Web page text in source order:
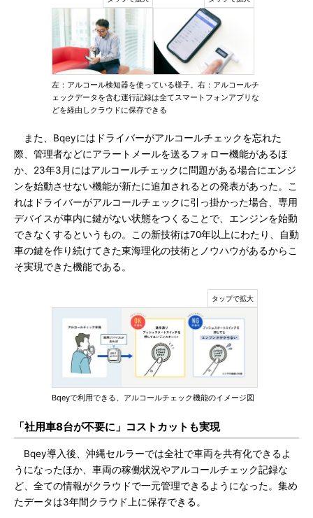
左：アルコール検知器を使っている様子。右：アルコールチ
ェックデータを含む運行記録は全てスマートフォンアプリな
どを経由しクラウドに保存できる
また、Bqeyにはドライバーがアルコールチェックを忘れた
際、管理者などにアラートメールを送るフォロー機能があるほ
か、23年3月にはアルコールチェックに問題がある場合にエンジ
ンを始動させない機能が新たに追加されるとの発表があった。こ
れはドライバーがアルコールチェックに引っ掛かった場合、専用
デバイスが車内に鍵がない状態をつくることで、エンジンを始動
できなくするというもの。この新技術は70年以上にわたり、自動
車の鍵を作り続けてきた東海理化の技術とノウハウがあるからこ
そ実現できた機能である。
Bqeyで利用できる、アルコールチェック機能のイメージ図
「社用車8台が不要に」コストカットも実現
Bqey導入後、沖縄セルラーでは全社で車両を共有化できるよ
うになったほか、車両の稼働状況やアルコールチェック記録な
ど、全ての情報がクラウドで一元管理できるようになった。集め
たデータは3年間クラウド上に保存できる。